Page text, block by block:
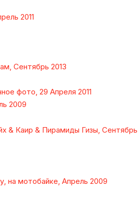
2011
Сентябрь 2013
фото, 29 Апреля 2011
2009
& Каир & Пирамиды Гизы, Сентябрь
на мотобайке, Апрель 2009